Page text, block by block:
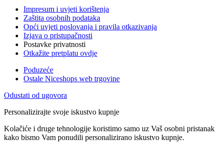
Impresum i uvjeti korištenja
Zaštita osobnih podataka
Opći uvjeti poslovanja i pravila otkazivanja
Izjava o pristupačnosti
Postavke privatnosti
Otkažite pretplatu ovdje
Poduzeće
Ostale Niceshops web trgovine
Odustati od ugovora
Personalizirajte svoje iskustvo kupnje
Kolačiće i druge tehnologije koristimo samo uz Vaš osobni pristanak
kako bismo Vam ponudili personalizirano iskustvo kupnje.